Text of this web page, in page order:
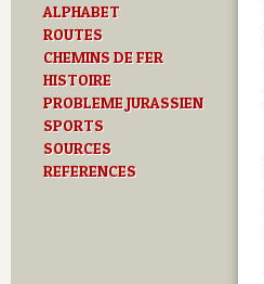
ALPHABET
ROUTES
CHEMINS DE FER
HISTOIRE
PROBLEME JURASSIEN
SPORTS
SOURCES
REFERENCES